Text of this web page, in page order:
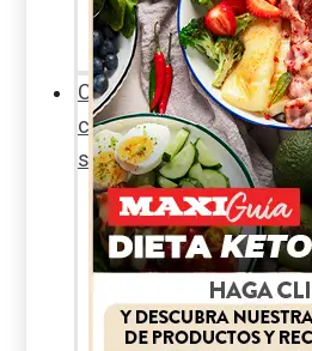
tecnología
Limpieza
Cocina
con
sabor
Entradas
y
sopas
Platos
fuertes